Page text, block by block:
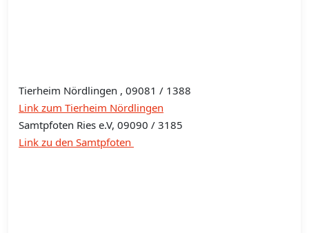
Tierheim Nördlingen , 09081 / 1388
Link zum Tierheim Nördlingen
Samtpfoten Ries e.V, 09090 / 3185
Link zu den Samtpfoten